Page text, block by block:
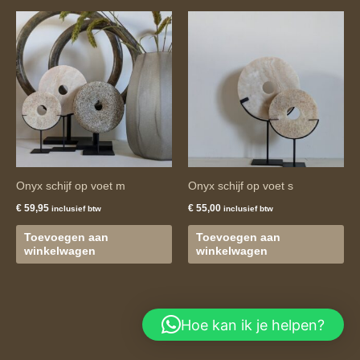
Onyx schijf op voet m
€ 59,95 inclusief btw
Toevoegen aan
winkelwagen
Onyx schijf op voet s
€ 55,00 inclusief btw
Toevoegen aan
winkelwagen
Hoe kan ik je helpen?